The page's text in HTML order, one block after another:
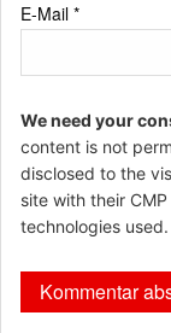
E-Mail *
We need your
content is not
disclosed to the
site with their
technologies used.